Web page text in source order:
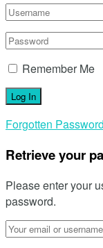
Remember Me
Forgotten
Retrieve your
Please enter your
password.